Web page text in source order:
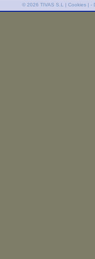
© 2026 TIVAS S.L | Cookies| -